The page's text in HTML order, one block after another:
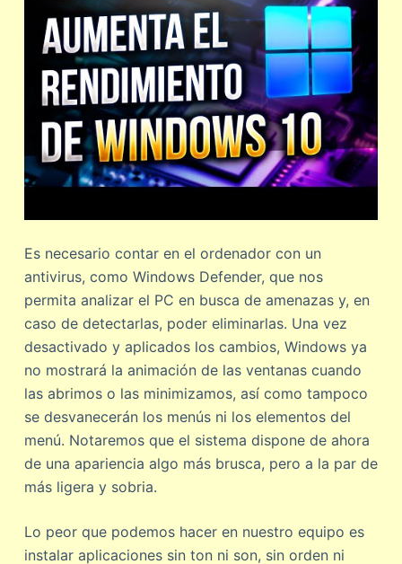
Es necesario contar en el ordenador con un
antivirus, como Windows Defender, que nos
permita analizar el PC en busca de amenazas y, en
caso de detectarlas, poder eliminarlas. Una vez
desactivado y aplicados los cambios, Windows ya
no mostrará la animación de las ventanas cuando
las abrimos o las minimizamos, así como tampoco
se desvanecerán los menús ni los elementos del
menú. Notaremos que el sistema dispone de ahora
de una apariencia algo más brusca, pero a la par de
más ligera y sobria.
Lo peor que podemos hacer en nuestro equipo es
instalar aplicaciones sin ton ni son, sin orden ni